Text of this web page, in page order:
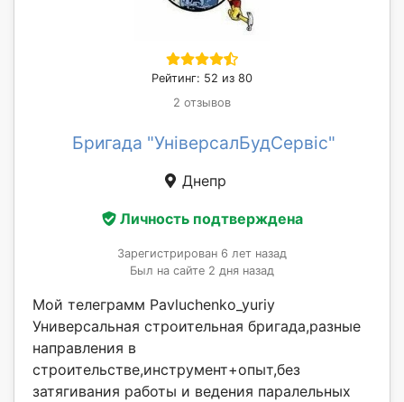
Рейтинг: 52 из 80
2 отзывов
Бригада "УніверсалБудСервіс"
Днепр
Личность подтверждена
Зарегистрирован 6 лет назад
Был на сайте 2 дня назад
Мой телеграмм Pavluchenko_yuriy
Универсальная строительная бригада,разные
направления в
строительстве,инструмент+опыт,без
затягивания работы и ведения паралельных